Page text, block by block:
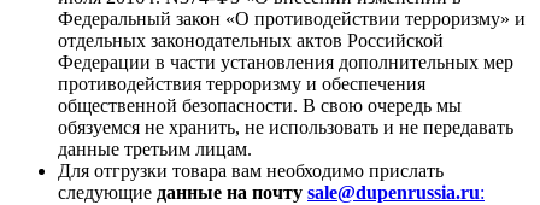
Федеральный закон «О противодействии терроризму» и
отдельных законодательных актов Российской
Федерации в части установления дополнительных мер
противодействия терроризму и обеспечения
общественной безопасности. В свою очередь мы
обязуемся не хранить, не использовать и не передавать
данные третьим лицам.
Для отгрузки товара вам необходимо прислать
следующие данные на почту sale@dupenrussia.ru: